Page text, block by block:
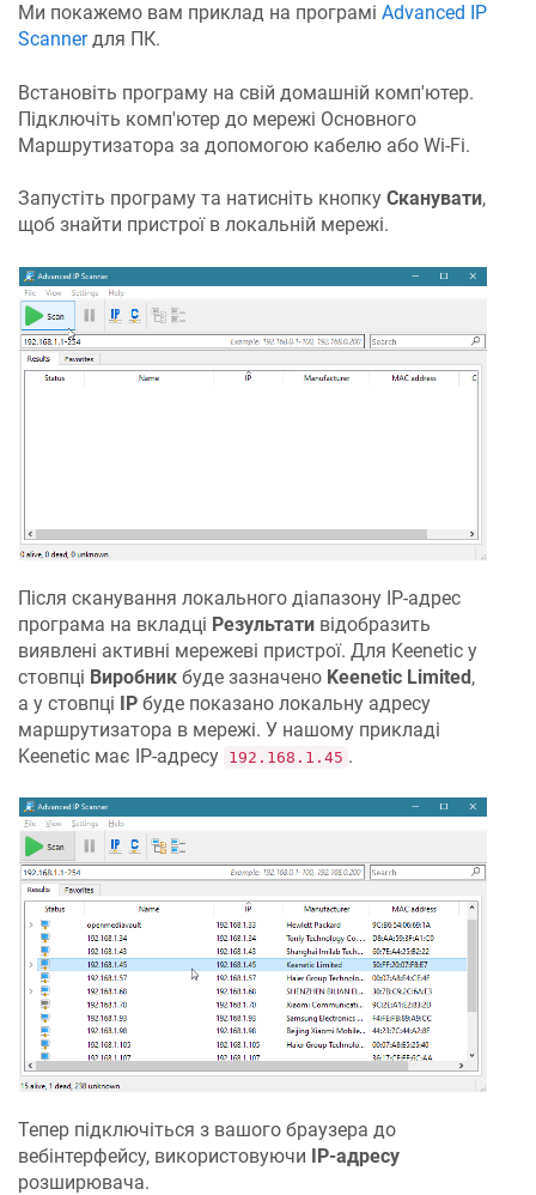
Ми покажемо вам приклад на програмі Advanced IP
Scannerдля ПК.
Встановіть програму на свій домашній комп'ютер.
Підключіть комп'ютер до мережі Основного
Маршрутизатора за допомогою кабелю або Wi-Fi.
Запустіть програму та натисніть кнопку Сканувати,
щоб знайти пристрої в локальній мережі.
Після сканування локального діапазону IP-адрес
програма на вкладці Результати відобразить
виявлені активні мережеві пристрої. Для Keenetic у
стовпці Виробник буде зазначено Keenetic Limited,
а у стовпці IP буде показано локальну адресу
маршрутизатора в мережі. У нашому прикладі
Keenetic має IP-адресу 192.168.1.45 .
Тепер підключіться з вашого браузера до
вебінтерфейсу, використовуючи IP-адресу
розширювача.